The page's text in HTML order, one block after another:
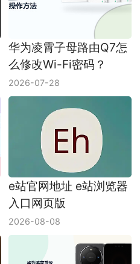
华为凌霄子母路由Q7怎
么修改Wi-Fi密码？
2026-07-28
e站官网地址 e站浏览器
入口网页版
2026-08-08